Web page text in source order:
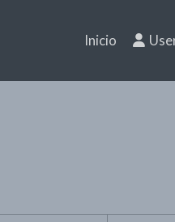
Inicio